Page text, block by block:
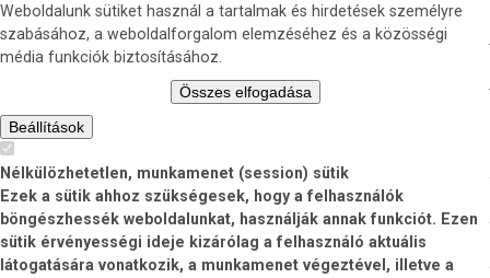
Weboldalunk sütiket használ a tartalmak és hirdetések személyre
szabásához, a weboldalforgalom elemzéséhez és a közösségi
média funkciók biztosításához.
Összes elfogadása
Beállítások
Nélkülözhetetlen, munkamenet (session) sütik
Ezek a sütik ahhoz szükségesek, hogy a felhasználók
böngészhessék weboldalunkat, használják annak funkciót. Ezen
sütik érvényességi ideje kizárólag a felhasználó aktuális
látogatására vonatkozik, a munkamenet végeztével, illetve a